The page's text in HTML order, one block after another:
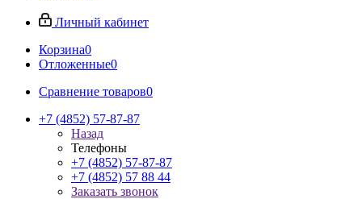
Личный кабинет
Корзина0
Отложенные0
Сравнение товаров0
+7 (4852) 57-87-87
Назад
Телефоны
+7 (4852) 57-87-87
+7 (4852) 57 88 44
Заказать звонок